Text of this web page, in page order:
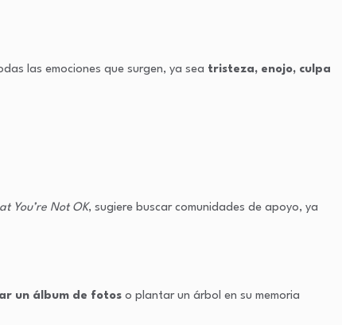
las emociones que surgen, ya sea tristeza, enojo, culpa
You’re Not OK, sugiere buscar comunidades de apoyo, ya
un álbum de fotos o plantar un árbol en su memoria